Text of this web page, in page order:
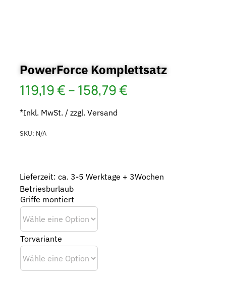
PowerForce Komplettsatz
119,19€–158,79€
*Inkl. MwSt. / zzgl. Versand
SKU: N/A
Lieferzeit: ca. 3-5 Werktage + 3Wochen
Betriesburlaub
Griffe montiert
Torvariante